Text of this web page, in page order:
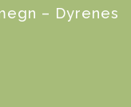
– Dyrenes